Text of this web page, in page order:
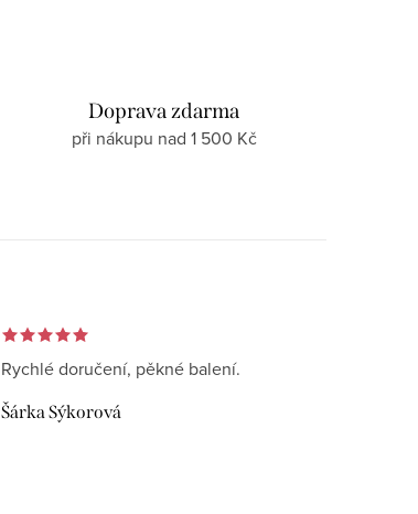
Doprava zdarma
při nákupu nad 1 500 Kč
Rychlé doručení, pěkné balení.
Šárka Sýkorová